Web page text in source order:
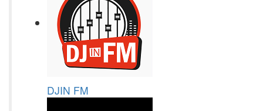
DJIN FM